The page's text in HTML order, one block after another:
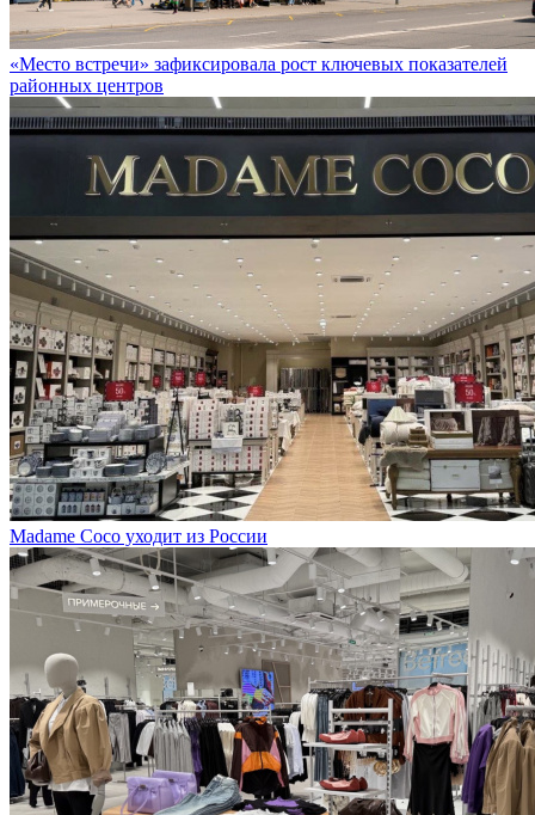
«Место встречи» зафиксировала рост ключевых показателей
районных центров
Madame Coco уходит из России